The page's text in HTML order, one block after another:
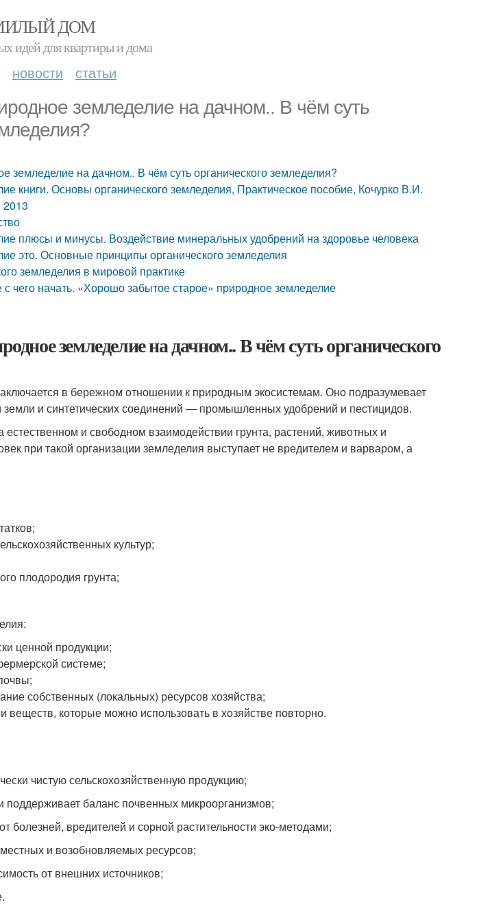
ДОМ
идей для квартиры и дома
новости статьи
земледелие на дачном.. В чём суть
земледелие на дачном.. В чём суть органического земледелия?
книги. Основы органического земледелия, Практическое пособие, Кочурко В.И.
плюсы и минусы. Воздействие минеральных удобрений на здоровье человека
это. Основные принципы органического земледелия
земледелия в мировой практике
чего начать. «Хорошо забытое старое» природное земледелие
земледелие на дачном.. В чём суть органического
в бережном отношении к природным экосистемам. Оно подразумевает
земли и синтетических соединений — промышленных удобрений и пестицидов.
и свободном взаимодействии грунта, растений, животных и
при такой организации земледелия выступает не вредителем и варваром, а
культур;
плодородия грунта;
ценной продукции;
системе;
собственных (локальных) ресурсов хозяйства;
веществ, которые можно использовать в хозяйстве повторно.
чистую сельскохозяйственную продукцию;
поддерживает баланс почвенных микроорганизмов;
болезней, вредителей и сорной растительности эко-методами;
и возобновляемых ресурсов;
от внешних источников;